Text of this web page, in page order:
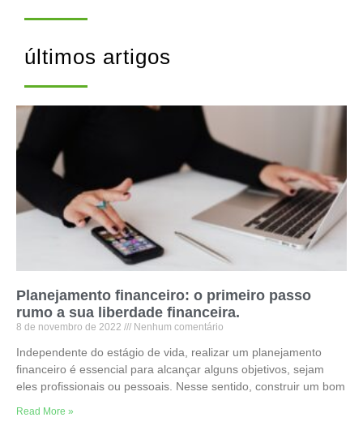
últimos artigos
Planejamento financeiro: o primeiro passo
rumo a sua liberdade financeira.
8 de novembro de 2022 Nenhum comentário
Independente do estágio de vida, realizar um planejamento
financeiro é essencial para alcançar alguns objetivos, sejam
eles profissionais ou pessoais. Nesse sentido, construir um bom
Read More »